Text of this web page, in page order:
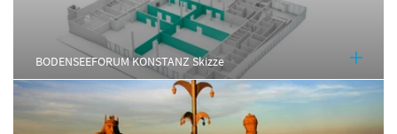
BODENSEEFORUM KONSTANZ Skizze